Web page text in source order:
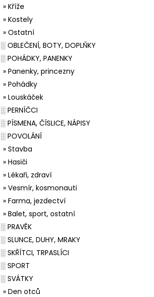
» Kříže
» Kostely
» Ostatní
░ OBLEČENÍ, BOTY, DOPLŇKY
░ POHÁDKY, PANENKY
» Panenky, princezny
» Pohádky
» Louskáček
░ PERNÍČCI
░ PÍSMENA, ČÍSLICE, NÁPISY
░ POVOLÁNÍ
» Stavba
» Hasiči
» Lékaři, zdraví
» Vesmír, kosmonauti
» Farma, jezdectví
» Balet, sport, ostatní
░ PRAVĚK
░ SLUNCE, DUHY, MRAKY
░ SKŘÍTCI, TRPASLÍCI
░ SPORT
░ SVÁTKY
» Den otců